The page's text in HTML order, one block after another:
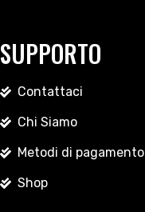
SUPPORTO
Contattaci
Chi Siamo
Metodi di pagamento
Shop